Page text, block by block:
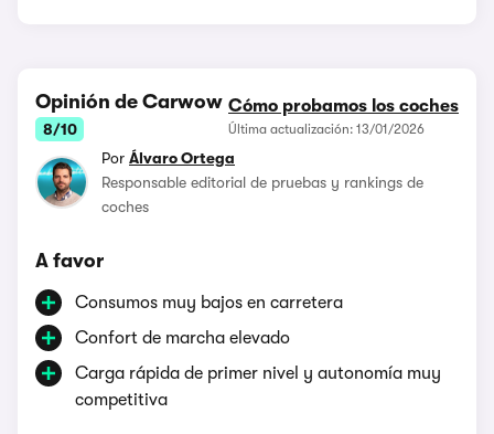
Opinión de Carwow
8/10
Cómo probamos los coches
Última actualización: 13/01/2026
Por Álvaro Ortega
Responsable editorial de pruebas y rankings de
coches
A favor
Consumos muy bajos en carretera
Confort de marcha elevado
Carga rápida de primer nivel y autonomía muy
competitiva